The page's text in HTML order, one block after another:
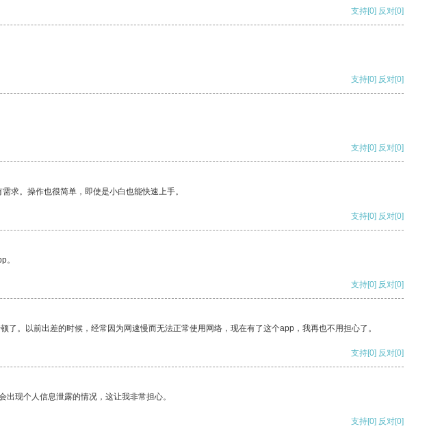
支持[0] 反对[0]
支持[0] 反对[0]
支持[0] 反对[0]
求。操作也很简单，即使是小白也能快速上手。
支持[0] 反对[0]
。
支持[0] 反对[0]
。以前出差的时候，经常因为网速慢而无法正常使用网络，现在有了这个app，我再也不用担心了。
支持[0] 反对[0]
现个人信息泄露的情况，这让我非常担心。
支持[0] 反对[0]